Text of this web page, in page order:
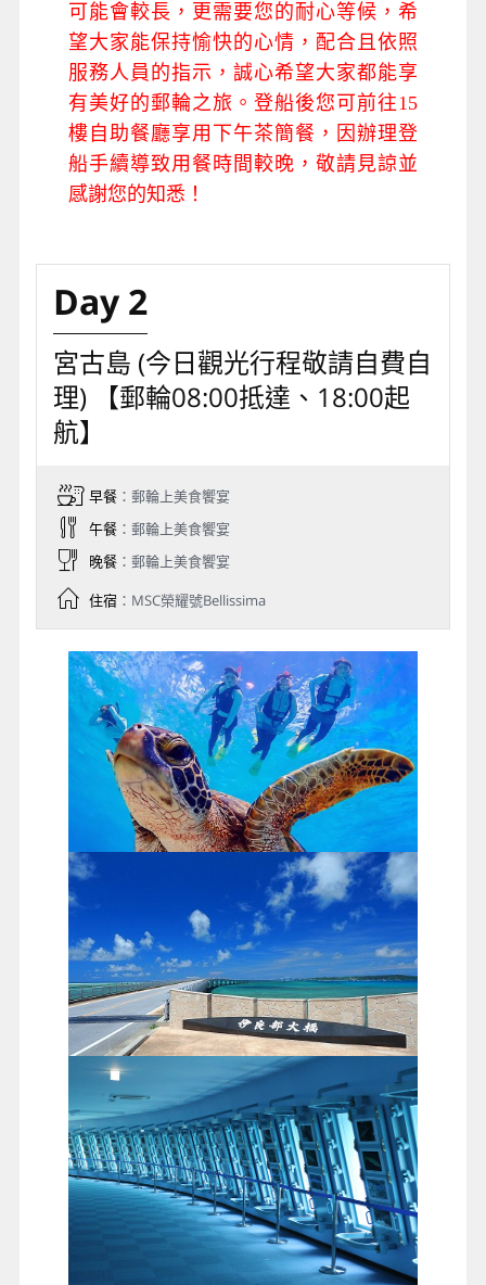
可能會較長，更需要您的耐心等候，希
望大家能保持愉快的心情，配合且依照
服務人員的指示，誠心希望大家都能享
有美好的郵輪之旅。登船後您可前往15
樓自助餐廳享用下午茶簡餐，因辦理登
船手續導致用餐時間較晚，敬請見諒並
感謝您的知悉！
Day 2
宮古島 (今日觀光行程敬請自費自
理) 【郵輪08:00抵達、18:00起
航】
早餐：郵輪上美食饗宴
午餐：郵輪上美食饗宴
晚餐：郵輪上美食饗宴
住宿：MSC榮耀號Bellissima